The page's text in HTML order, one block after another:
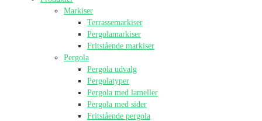
Markiser
Terrassemarkiser
Pergolamarkiser
Fritstående markiser
Pergola
Pergola udvalg
Pergolatyper
Pergola med lameller
Pergola med sider
Fritstående pergola